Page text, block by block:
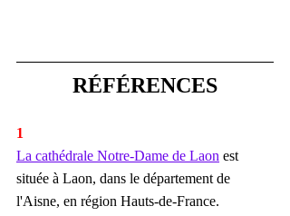
RÉFÉRENCES
1
La cathédrale Notre-Dame de Laon est
située à Laon, dans le département de
l'Aisne, en région Hauts-de-France.